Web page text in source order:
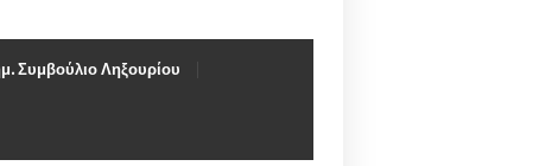
Συμβούλιο Ληξουρίου